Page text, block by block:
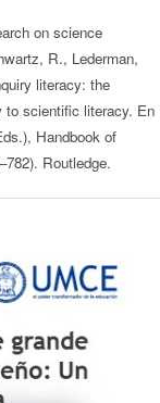
on science
R., Lederman,
literacy: the
to scientific literacy. En
Handbook of
Routledge.